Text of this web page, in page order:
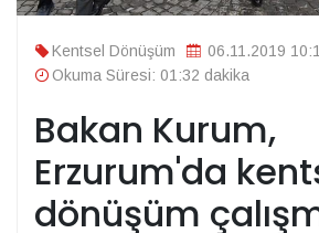
Kentsel Dönüşüm
06.11.2019
Okuma Süresi: 01:32 dakika
Bakan Kurum,
Erzurum'da
dönüşüm